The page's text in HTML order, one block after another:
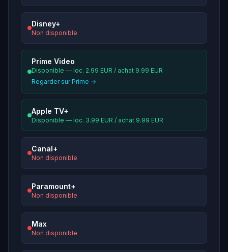
Disney+
Non disponible
Prime Video
Disponible — loc. 2.99 EUR / achat 9.99 EUR
Regarder sur Prime →
Apple TV+
Disponible — loc. 3.99 EUR / achat 9.99 EUR
Canal+
Non disponible
Paramount+
Non disponible
Max
Non disponible